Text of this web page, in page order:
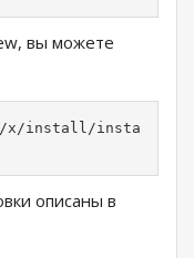
вы можете
x/install/insta
описаны в